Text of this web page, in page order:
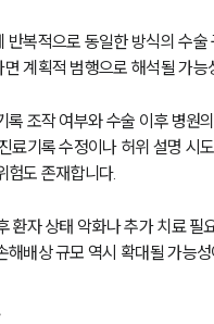
반복적으로 동일한 방식의 수술
계획적 범행으로 해석될 가능
록 조작 여부와 수술 이후 병원
료기록 수정이나 허위 설명 시
험도 존재합니다.
환자 상태 악화나 추가 치료 필
해배상 규모 역시 확대될 가능